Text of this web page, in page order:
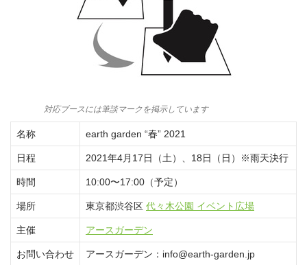
対応ブースには筆談マークを掲示しています
名称 earth garden “春” 2021
日程 2021年4月17日（土）、18日（日）※雨天決行
時間 10:00〜17:00（予定）
場所 東京都渋谷区 代々木公園 イベント広場
主催 アースガーデン
お問い合わせ アースガーデン：info@earth-garden.jp